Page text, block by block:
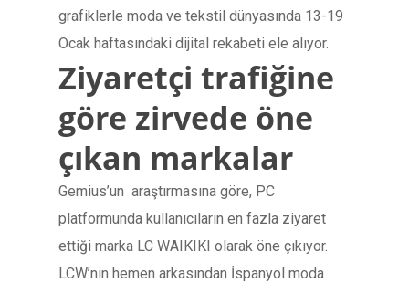
grafiklerle moda ve tekstil dünyasında 13-19
Ocak haftasındaki dijital rekabeti ele alıyor.
Ziyaretçi trafiğine
göre zirvede öne
çıkan markalar
Gemius’un araştırmasına göre, PC
platformunda kullanıcıların en fazla ziyaret
ettiği marka LC WAIKIKI olarak öne çıkıyor.
LCW’nin hemen arkasından İspanyol moda